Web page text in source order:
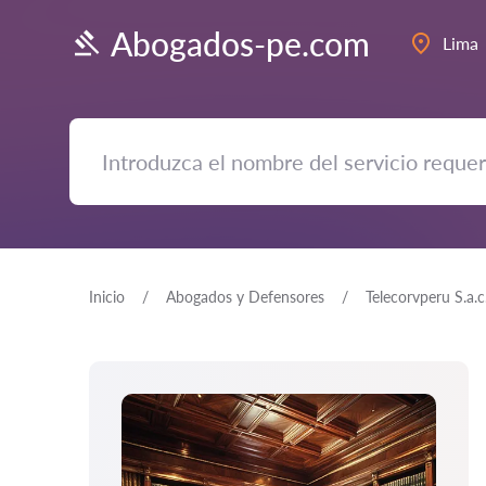
Abogados-pe.com Lima
Inicio Abogados y Defensores Telecorvperu